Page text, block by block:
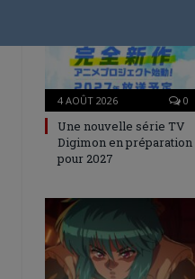
4 AOÛT 2026 0
Une nouvelle série TV
Digimon en préparation
pour 2027